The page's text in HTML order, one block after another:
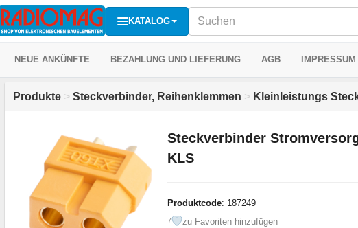
KATALOG
NEUE ANKÜNFTE BEZAHLUNG UND LIEFERUNG AGB IMPRESSUM
Produkte > Steckverbinder, Reihenklemmen > Kleinleistungs
Steckverbinder
KLS
Produktcode: 187249
7
zu Favoriten hinzufügen